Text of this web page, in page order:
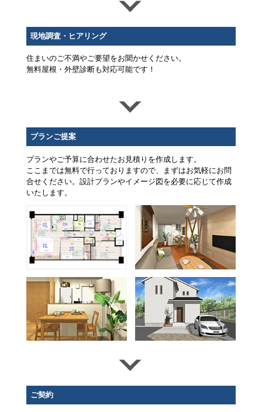
現地調査・ヒアリング
住まいのご不満やご要望をお聞かせください。
無料屋根・外壁診断も対応可能です！
プランご提案
プランやご予算に合わせたお見積りを作成します。
ここまでは無料で行っておりますので、まずはお気軽にお問
合せください。設計プランやイメージ図を必要に応じて作成
いたします。
ご契約